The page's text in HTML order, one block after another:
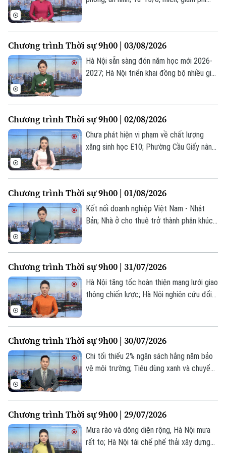
Theo dõi Hà Nội On
Liên hệ đường dây nóng (bấm để gọi)
Tòa soạn
0865.116.699 (hotline)
Tòa soạn
0865.116.699
đáng chú ý trong chương trình hôm nay.
Chương trình Thời sự 9h00 | 03/08/2026
Hà Nội sẵn sàng đón năm học mới 2026-
2027; Hà Nội triển khai đồng bộ nhiều giải
trình hôm nay.
Chương trình Thời sự 9h00 | 02/08/2026
Chưa phát hiện vi phạm về chất lượng
xăng sinh học E10; Phường Cầu Giấy nâng
trong chương trình hôm nay.
Chương trình Thời sự 9h00 | 01/08/2026
Kết nối doanh nghiệp Việt Nam - Nhật
Bản; Nhà ở cho thuê trở thành phân khúc
hôm nay.
Chương trình Thời sự 9h00 | 31/07/2026
Hà Nội tăng tốc hoàn thiện mạng lưới giao
thông chiến lược; Hà Nội nghiên cứu đổi
trình hôm nay.
Chương trình Thời sự 9h00 | 30/07/2026
Chi tối thiểu 2% ngân sách hằng năm bảo
vệ môi trường; Tiêu dùng xanh và chuyển
trong chương trình hôm nay.
Chương trình Thời sự 9h00 | 29/07/2026
Mưa rào và dông diện rộng, Hà Nội mưa
rất to; Hà Nội tái chế phế thải xây dựng